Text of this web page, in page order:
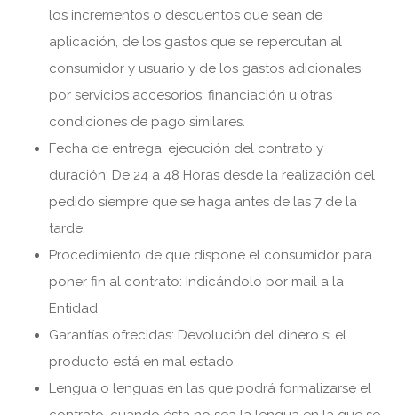
los incrementos o descuentos que sean de
aplicación, de los gastos que se repercutan al
consumidor y usuario y de los gastos adicionales
por servicios accesorios, financiación u otras
condiciones de pago similares.
Fecha de entrega, ejecución del contrato y
duración: De 24 a 48 Horas desde la realización del
pedido siempre que se haga antes de las 7 de la
tarde.
Procedimiento de que dispone el consumidor para
poner fin al contrato: Indicándolo por mail a la
Entidad
Garantías ofrecidas: Devolución del dinero si el
producto está en mal estado.
Lengua o lenguas en las que podrá formalizarse el